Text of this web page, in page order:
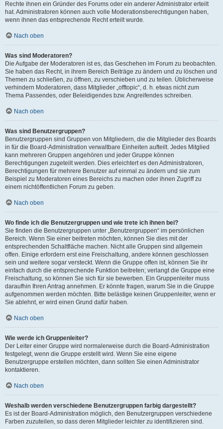
Rechte ihnen ein Gründer des Forums oder ein anderer Administrator erteilt
hat. Administratoren können auch volle Moderationsberechtigungen haben,
wenn ihnen das entsprechende Recht erteilt wurde.
Nach oben
Was sind Moderatoren?
Die Aufgabe der Moderatoren ist es, das Geschehen im Forum zu beobachten.
Sie haben das Recht, in ihrem Bereich Beiträge zu ändern und zu löschen und
Themen zu schließen, zu öffnen, zu verschieben und zu teilen. Üblicherweise
verhindern Moderatoren, dass Mitglieder „offtopic“, d. h. etwas nicht zum
Thema Passendes, oder Beleidigendes bzw. Angreifendes schreiben.
Nach oben
Was sind Benutzergruppen?
Benutzergruppen sind Gruppen von Mitgliedern, die die Mitglieder des Boards
in für die Board-Administration verwaltbare Einheiten aufteilt. Jedes Mitglied
kann mehreren Gruppen angehören und jeder Gruppe können
Berechtigungen zugeteilt werden. Dies erleichtert es den Administratoren,
Berechtigungen für mehrere Benutzer auf einmal zu ändern und sie zum
Beispiel zu Moderatoren eines Bereichs zu machen oder ihnen Zugriff zu
einem nichtöffentlichen Forum zu geben.
Nach oben
Wo finde ich die Benutzergruppen und wie trete ich ihnen bei?
Sie finden die Benutzergruppen unter „Benutzergruppen“ im persönlichen
Bereich. Wenn Sie einer beitreten möchten, können Sie dies mit der
entsprechenden Schaltfläche machen. Nicht alle Gruppen sind allgemein
offen. Einige erfordern erst eine Freischaltung, andere können geschlossen
sein und weitere sogar versteckt. Wenn die Gruppe offen ist, können Sie ihr
einfach durch die entsprechende Funktion beitreten; verlangt die Gruppe eine
Freischaltung, so können Sie sich für sie bewerben. Ein Gruppenleiter muss
daraufhin Ihren Antrag annehmen. Er könnte fragen, warum Sie in die Gruppe
aufgenommen werden möchten. Bitte belästige keinen Gruppenleiter, wenn er
Sie ablehnt, er wird einen Grund dafür haben.
Nach oben
Wie werde ich Gruppenleiter?
Der Leiter einer Gruppe wird normalerweise durch die Board-Administration
festgelegt, wenn die Gruppe erstellt wird. Wenn Sie eine eigene
Benutzergruppe erstellen möchten, dann sollten Sie einen Administrator
kontaktieren.
Nach oben
Weshalb werden verschiedene Benutzergruppen farbig dargestellt?
Es ist der Board-Administration möglich, den Benutzergruppen verschiedene
Farben zuzuteilen, so dass deren Mitglieder leichter zu identifizieren sind.